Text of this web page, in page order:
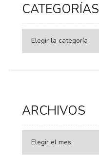
CATEGORÍAS
ARCHIVOS